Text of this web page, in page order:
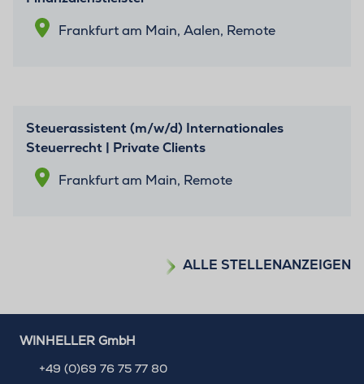
Frankfurt am Main, Aalen, Remote
Steuerassistent (m/w/d) Internationales
Steuerrecht | Private Clients
Frankfurt am Main, Remote
ALLE STELLENANZEIGEN
WINHELLER GmbH
+49 (0)69 76 75 77 80